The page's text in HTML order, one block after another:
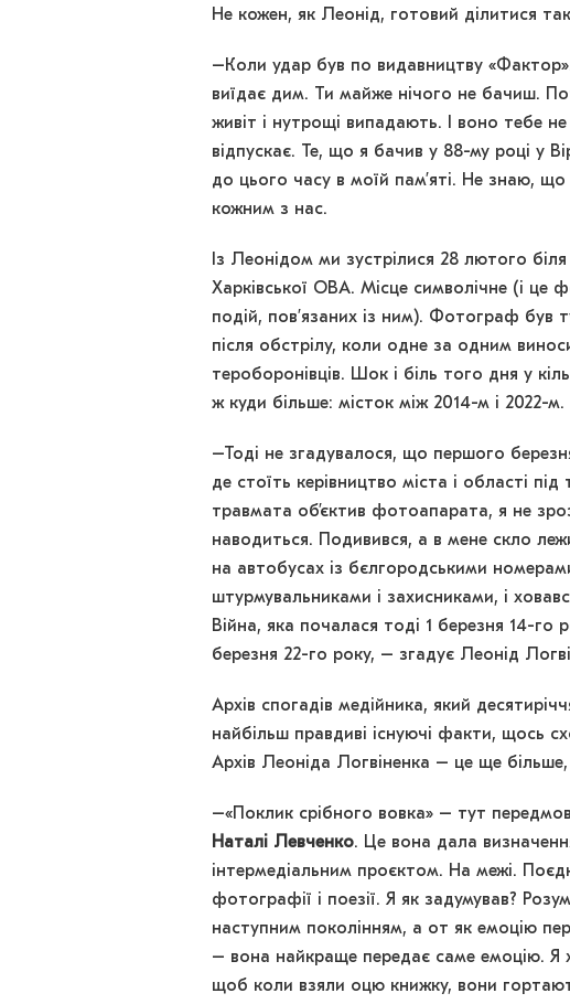
Не кожен, як Леонід, готовий ділитися
–Коли удар був по видавництву
виїдає дим. Ти майже нічого не бачиш.
живіт і нутрощі випадають. І воно тебе
відпускає. Те, що я бачив у 88-му році у
до цього часу в моїй пам’яті. Не знаю, що
кожним з нас.
Із Леонідом ми зустрілися 28 лютого
Харківської ОВА. Місце символічне (і це
подій, пов’язаних із ним). Фотограф був
після обстрілу, коли одне за одним
тероборонівців. Шок і біль того дня у
ж куди більше: місток між 2014-м і 2022-м.
–Тоді не згадувалося, що першого
де стоїть керівництво міста і області
травмата об’єктив фотоапарата, я не
наводиться. Подивився, а в мене скло
на автобусах із бєлгородськими
штурмувальниками і захисниками, і
Війна, яка почалася тоді 1 березня 14-го
березня 22-го року, – згадує Леонід
Архів спогадів медійника, який
найбільш правдиві існуючі факти, щось
Архів Леоніда Логвіненка – це ще
–«Поклик срібного вовка» – тут
Наталі Левченко. Це вона дала
інтермедіальним проєктом. На межі.
фотографії і поезії. Я як задумував?
наступним поколінням, а от як емоцію
– вона найкраще передає саме емоцію.
щоб коли взяли оцю книжку, вони